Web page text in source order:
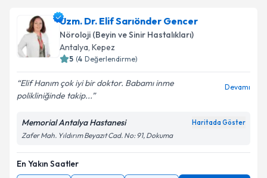
Uzm. Dr. Elif Sarıönder Gencer
Nöroloji (Beyin ve Sinir Hastalıkları)
Antalya, Kepez
5 (4 Değerlendirme)
Elif Hanım çok iyi bir doktor. Babamı inme
polikliniğinde takip...
Devamı
Memorial Antalya Hastanesi Haritada Göster
Zafer Mah. Yıldırım Beyazıt Cad. No: 91, Dokuma
En Yakın Saatler